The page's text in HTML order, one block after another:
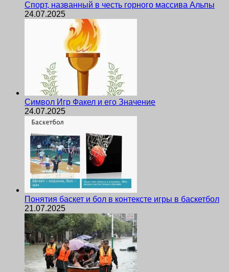
Спорт, названный в честь горного массива Альпы
24.07.2025
Символ Игр Факел и его Значение
24.07.2025
Понятия баскет и бол в контексте игры в баскетбол
21.07.2025